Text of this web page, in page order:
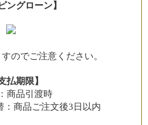
ングローン】
のでご注意ください。
払期限】
商品引渡時
：商品ご注文後3日以内